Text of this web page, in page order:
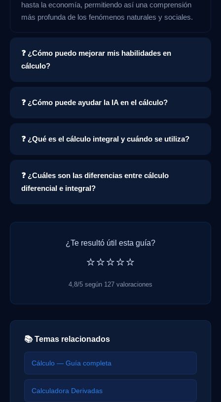
hasta la economía, permitiendo así una comprensión
más profunda de los fenómenos naturales y sociales.
❓ ¿Cómo puedo mejorar mis habilidades en
cálculo?
❓ ¿Cómo puede ayudar la IA en el cálculo?
❓ ¿Qué es el cálculo integral y cuándo se utiliza?
❓ ¿Cuáles son las diferencias entre cálculo
diferencial e integral?
¿Te resultó útil esta guía?
⭐⭐⭐⭐⭐
4,8/5 según 127 valoraciones
📚 Temas relacionados
Cálculo — Guía completa
Calculadora Derivadas